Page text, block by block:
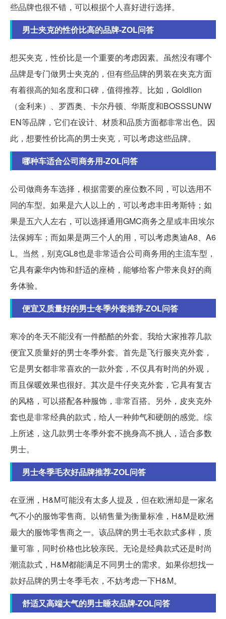
些品牌也很不错，可以根据个人喜好进行选择。
男士夹克的性价比高的品牌-ZOL问答
想买夹克，性价比是一个重要的考虑因素。虽然没有哪个
品牌是专门做男士夹克的，但有些品牌的男装在夹克方面
有着很高的知名度和口碑，值得推荐。比如，Goldlion
（金利来）、罗西奥、卡尔丹顿、华斯度和BOSSSUNW
EN等品牌，它们在设计、材质和品质方面都非常出色。因
此，想要性价比高的男士夹克，可以考虑这些品牌。
哪种车适合公司商务用-ZOL问答
公司做商务车选择，根据需要的座位数不同，可以选用不
同的车型。如果是六人以上的，可以考虑丰田考斯特；如
果是五六人左右，可以选择通用GMC商务之星或丰田埃尔
法保姆车；而如果是两三个人的用，可以考虑奥迪A8、A6
L。当然，别克GL8也是非常适合公司商务用的主流车型，
它具有豪华内饰和舒适的座椅，能够给客户带来良好的商
务体验。
便宜又质量好的男士冬季外套推荐-ZOL问答
寒冷的冬天不能没有一件酷酷的外套。我给大家推荐几款
便宜又质量好的男士冬季外套。首先是飞行服夹克外套，
它是男女都非常喜欢的一款外套，不仅具有时尚的外观，
而且保暖效果也很好。其次是牛仔夹克外套，它具有复古
的风格，可以搭配各种服饰，非常百搭。另外，皮夹克外
套也是非常经典的款式，给人一种帅气和硬朗的感觉。综
上所述，这几款男士冬季外套不挑身高不挑人，适合多数
男士。
男士冬季毛衣好品牌推荐-ZOL问答
在亚洲，H&M可能没有太多人提及，但在欧洲却是一家名
气不小的服饰零售商。以销售量为衡量标准，H&M是欧洲
最大的服饰零售商之一。该品牌的男士毛衣款式多样，质
量可靠，同时价格也比较亲民。无论是经典款式还是时尚
潮流款式，H&M都能满足不同男士的需求。如果你想找一
款好品牌的男士冬季毛衣，不妨考虑一下H&M。
舒适又高端大气的男士睡衣品牌-ZOL问答